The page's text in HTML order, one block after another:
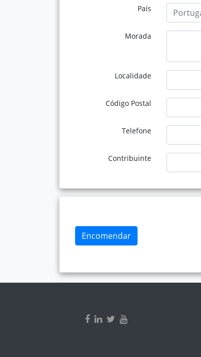
País
Morada
Localidade
Código Postal
Telefone
Contribuinte
Encomendar